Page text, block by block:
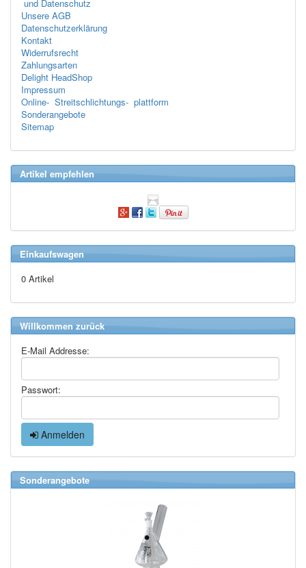
und Datenschutz
Unsere AGB
Datenschutzerklärung
Kontakt
Widerrufsrecht
Zahlungsarten
Delight HeadShop
Impressum
Online- Streitschlichtungs- plattform
Sonderangebote
Sitemap
Artikel empfehlen
Einkaufswagen
0 Artikel
Willkommen zurück
E-Mail Addresse:
Passwort:
Anmelden
Sonderangebote